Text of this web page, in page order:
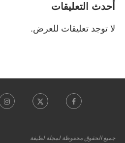
أحدث التعليقات
لا توجد تعليقات للعرض.
جميع الحقوق محفوظة لمجلة لطيفة